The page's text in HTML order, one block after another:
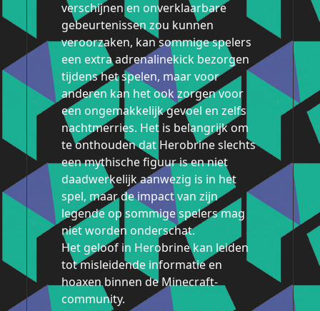
verschijnen en onverklaarbare
gebeurtenissen zou kunnen
veroorzaken, kan sommige spelers
een extra adrenalinekick bezorgen
tijdens het spelen, maar voor
anderen kan het ook zorgen voor
een ongemakkelijk gevoel en zelfs
nachtmerries. Het is belangrijk om
te onthouden dat Herobrine slechts
een mythische figuur is en niet
daadwerkelijk aanwezig is in het
spel, maar de impact van zijn
legende op sommige spelers mag
niet worden onderschat.
Het geloof in Herobrine kan leiden
tot misleidende informatie en
hoaxen binnen de Minecraft-
community.